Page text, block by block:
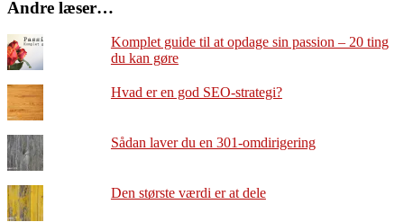
Andre læser…
Komplet guide til at opdage sin passion – 20 ting
du kan gøre
Hvad er en god SEO-strategi?
Sådan laver du en 301-omdirigering
Den største værdi er at dele